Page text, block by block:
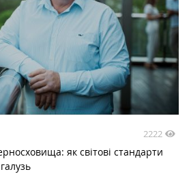
2222
як світові стандарти